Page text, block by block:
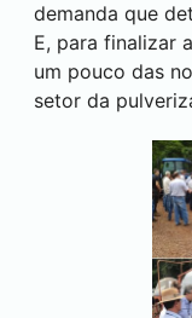
demanda que
E, para finalizar
um pouco das
setor da